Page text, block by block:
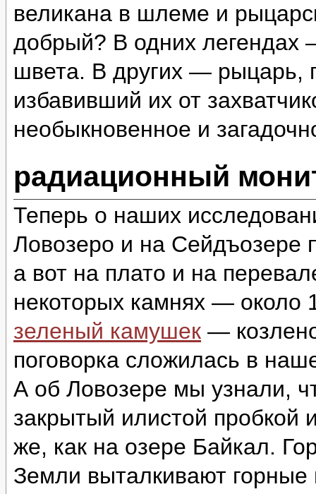
великана в шлеме и
добрый? В одних
швета. В других —
избавивший их от
необыкновенное и
радиационный
Теперь о наших
Ловозеро и на Сейдъозере
а вот на плато и на
некоторых камнях — около
зеленый камушек —
поговорка сложилась в
А об Ловозере мы узнали,
закрытый илистой пробкой
же, как на озере Байкал.
Земли выталкивают